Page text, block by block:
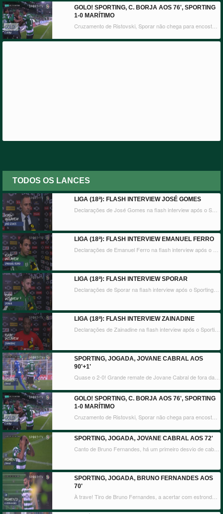
GOLO! SPORTING, C. BORJA AOS 76', SPORTING
1-0 MARÍTIMO
TODOS OS LANCES
LIGA (18ª): FLASH INTERVIEW JOSÉ GOMES
LIGA (18ª): FLASH INTERVIEW EMANUEL FERRO
LIGA (18ª): FLASH INTERVIEW SPORAR
LIGA (18ª): FLASH INTERVIEW ZAINADINE
SPORTING, JOGADA, JOVANE CABRAL AOS
90'+1'
GOLO! SPORTING, C. BORJA AOS 76', SPORTING
1-0 MARÍTIMO
SPORTING, JOGADA, JOVANE CABRAL AOS 72'
SPORTING, JOGADA, BRUNO FERNANDES AOS
70'